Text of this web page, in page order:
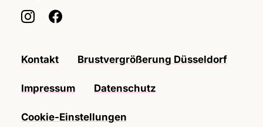
Kontakt Brustvergrößerung Düsseldorf
Impressum Datenschutz
Cookie-Einstellungen